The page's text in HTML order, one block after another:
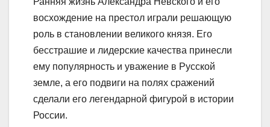
восхождение на престол играли решающую
роль в становлении великого князя. Его
бесстрашие и лидерские качества принесли
ему популярность и уважение в Русской
земле, а его подвиги на полях сражений
сделали его легендарной фигурой в истории
России.